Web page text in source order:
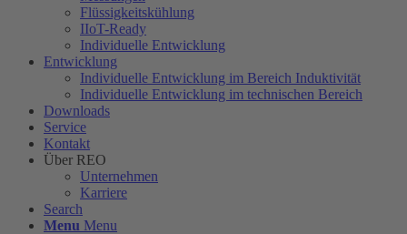
Flüssigkeitskühlung
IIoT-Ready
Individuelle Entwicklung
Entwicklung
Individuelle Entwicklung im Bereich Induktivität
Individuelle Entwicklung im technischen Bereich
Downloads
Service
Kontakt
Über REO
Unternehmen
Karriere
Search
Menu Menu